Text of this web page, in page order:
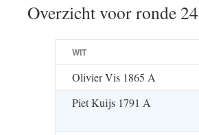
Overzicht voor ronde
WIT
Olivier Vis 1865 A
Piet Kuijs 1791 A